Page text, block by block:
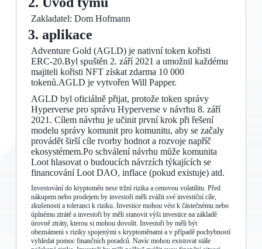
Zakladatel: Dom Hofmann
3. aplikace
Adventure Gold (AGLD) je nativní token kořisti
ERC-20.Byl spuštěn 2. září 2021 a umožnil každému
majiteli kořisti NFT získat zdarma 10 000
tokenů.AGLD je vytvořen Will Papper.
AGLD byl oficiálně přijat, protože token správy
Hyperverse pro správu Hyperverse v návrhu 8. září
2021. Cílem návrhu je učinit první krok při řešení
modelu správy komunit pro komunitu, aby se začaly
provádět širší cíle tvorby hodnot a rozvoje napříč
ekosystémem.Po schválení návrhu může komunita
Loot hlasovat o budoucích návrzích týkajících se
financování Loot DAO, inflace (pokud existuje) atd.
Investování do kryptoměn nese tržní rizika a cenovou volatilitu. Před
nákupem nebo prodejem by investoři měli zvážit své investiční cíle,
zkušenosti a toleranci k riziku. Investice mohou vést k částečnému nebo
úplnému ztrátě a investoři by měli stanovit výši investice na základě
úrovně ztráty, kterou si mohou dovolit. Investoři by měli být
obeznámeni s riziky spojenými s kryptoměnami a v případě pochybností
vyhledat pomoc finančních poradců. Navíc mohou existovat stále